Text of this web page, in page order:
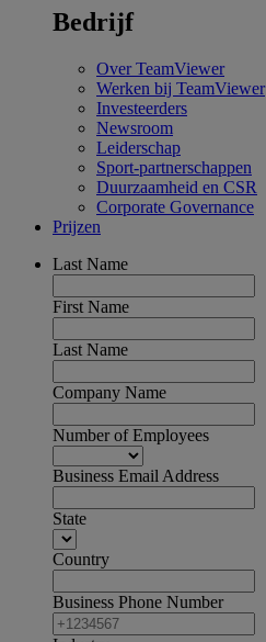
Bedrijf
Over TeamViewer
Werken bij TeamViewer
Investeerders
Newsroom
Leiderschap
Sport-partnerschappen
Duurzaamheid en CSR
Corporate Governance
Prijzen
Last Name
First Name
Last Name
Company Name
Number of Employees
Business Email Address
State
Country
Business Phone Number